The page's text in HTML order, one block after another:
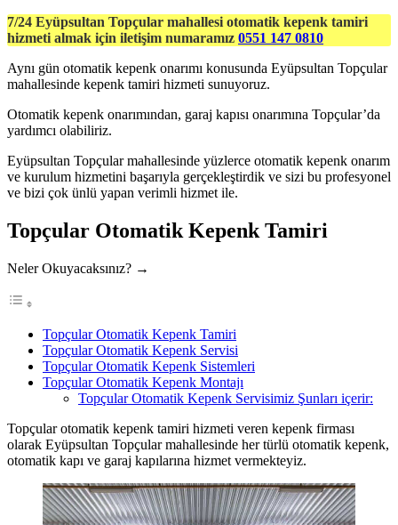
7/24 Eyüpsultan Topçular mahallesi otomatik kepenk tamiri
hizmeti almak için iletişim numaramız 0551 147 0810
Aynı gün otomatik kepenk onarımı konusunda Eyüpsultan Topçular
mahallesinde kepenk tamiri hizmeti sunuyoruz.
Otomatik kepenk onarımından, garaj kapısı onarımına Topçular’da
yardımcı olabiliriz.
Eyüpsultan Topçular mahallesinde yüzlerce otomatik kepenk onarım
ve kurulum hizmetini başarıyla gerçekleştirdik ve sizi bu profesyonel
ve bizi çok ünlü yapan verimli hizmet ile.
Topçular Otomatik Kepenk Tamiri
Neler Okuyacaksınız? →
Topçular Otomatik Kepenk Tamiri
Topçular Otomatik Kepenk Servisi
Topçular Otomatik Kepenk Sistemleri
Topçular Otomatik Kepenk Montajı
Topçular Otomatik Kepenk Servisimiz Şunları içerir:
Topçular otomatik kepenk tamiri hizmeti veren kepenk firması
olarak Eyüpsultan Topçular mahallesinde her türlü otomatik kepenk,
otomatik kapı ve garaj kapılarına hizmet vermekteyiz.